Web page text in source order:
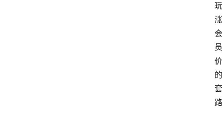
玩
涨
会
员
价
的
套
路